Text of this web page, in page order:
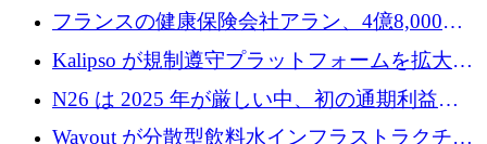
を設立し、無人地上車両の生産を拡大
フランスの健康保険会社アラン、4億8,000万
ユーロの資金調達ラウンドで合意
Kalipso が規制遵守プラットフォームを拡大す
るために 320 万ドルを調達
N26 は 2025 年が厳しい中、初の通期利益を
達成
Wayout が分散型飲料水インフラストラクチャ